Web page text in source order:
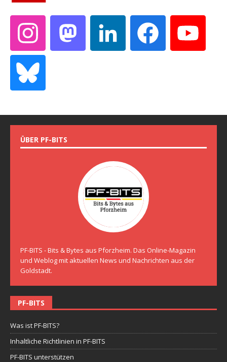
ÜBER PF-BITS
PF-BITS - Bits & Bytes aus Pforzheim. Das Online-Magazin
und Weblog mit aktuellen News und Nachrichten aus der
Goldstadt.
PF-BITS
Was ist PF-BITS?
Inhaltliche Richtlinien in PF-BITS
PF-BITS unterstützen